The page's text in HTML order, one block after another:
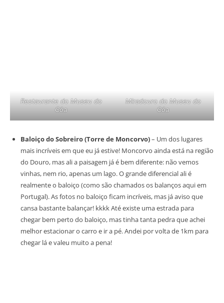
Restaurante do Museu do
Côa
Miradouro do Museu do
Côa
Baloiço do Sobreiro (Torre de Moncorvo)– Um dos lugares
mais incríveis em que eu já estive! Moncorvo ainda está na região
do Douro, mas ali a paisagem já é bem diferente: não vemos
vinhas, nem rio, apenas um lago. O grande diferencial ali é
realmente o baloiço (como são chamados os balanços aqui em
Portugal). As fotos no baloiço ficam incríveis, mas já aviso que
cansa bastante balançar! kkkk Até existe uma estrada para
chegar bem perto do baloiço, mas tinha tanta pedra que achei
melhor estacionar o carro e ir a pé. Andei por volta de 1km para
chegar lá e valeu muito a pena!